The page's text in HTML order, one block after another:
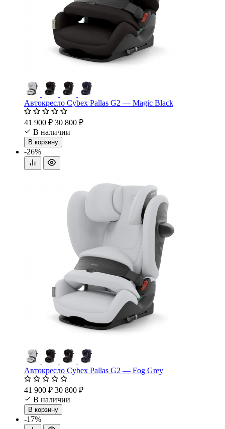
Автокресло Cybex Pallas G2 — Magic Black
41 900 ₽ 30 800 ₽
В наличии
В корзину
-26%
Автокресло Cybex Pallas G2 — Fog Grey
41 900 ₽ 30 800 ₽
В наличии
В корзину
-17%